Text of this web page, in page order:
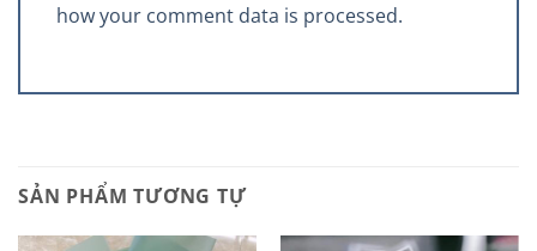
how your comment data is processed.
SẢN PHẨM TƯƠNG TỰ